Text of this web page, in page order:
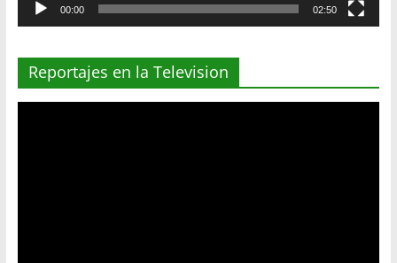
00:00 02:50
Reportajes en la Television